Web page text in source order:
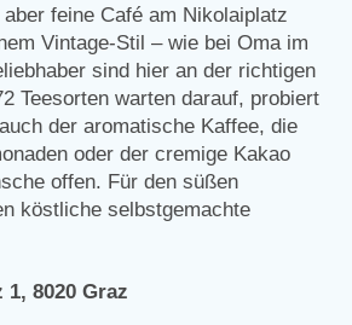
feine Café am Nikolaiplatz
Vintage-Stil – wie bei Oma im
sind hier an der richtigen
Teesorten warten darauf, probiert
der aromatische Kaffee, die
oder der cremige Kakao
offen. Für den süßen
köstliche selbstgemachte
8020 Graz